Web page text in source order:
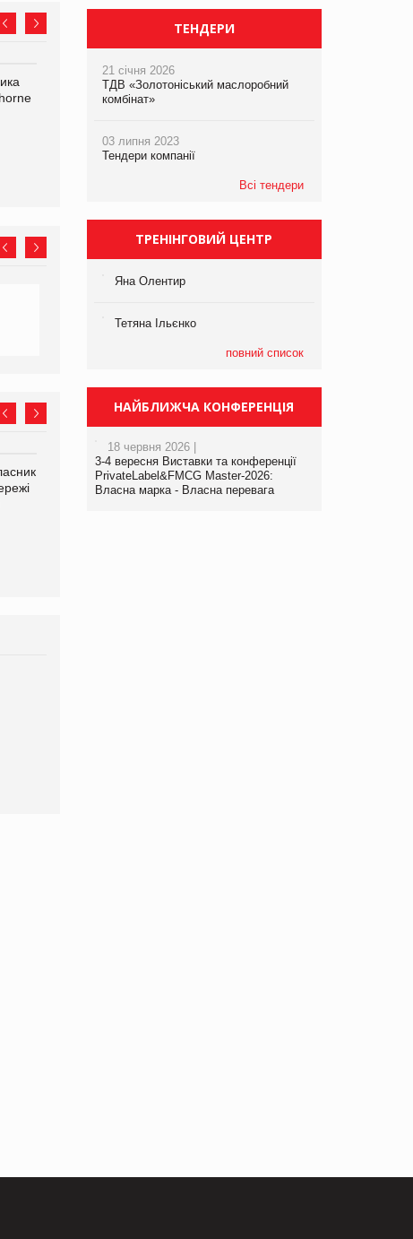
Bosch заявила про повне
знищення своєї продукції
Смачна новинка для
Олексій Логачов-Михайлов
Файно маркет Директор
Яна Сараніна, директор
компанії «УкраМарин»
ТЕНДЕРИ
21 січня 2026
ТДВ «Золотоніський маслоробний
комбінат»
03 липня 2023
Тендери компанії
Всі тендери
ТРЕНІНГОВИЙ ЦЕНТР
Яна Олентир
Тетяна Ільєнко
повний список
НАЙБЛИЖЧА КОНФЕРЕНЦІЯ
18 червня 2026 |
3-4 вересня Виставки та конференції
PrivateLabel&FMCG Master-2026:
Власна марка - Власна перевага